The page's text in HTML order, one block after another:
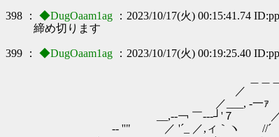
398 ： ◆DugOaam1ag
：2023/10/17(火) 00:15:41.74
締め切ります
399 ： ◆DugOaam1ag ：2023/10/17(火) 00:19:25.40
／
／___, -一ｧ
__,-‐￢ ￣---┘'７
-‐ ''" ／ '´_ ／,ィ｀ヽ //´